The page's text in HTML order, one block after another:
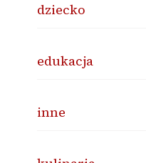
dziecko
edukacja
inne